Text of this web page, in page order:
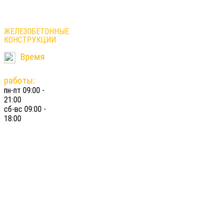
ЖЕЛЕЗОБЕТОННЫЕ
КОНСТРУКЦИИ
Время
работы:
пн-пт 09:00 -
21:00
сб-вс 09:00 -
18:00